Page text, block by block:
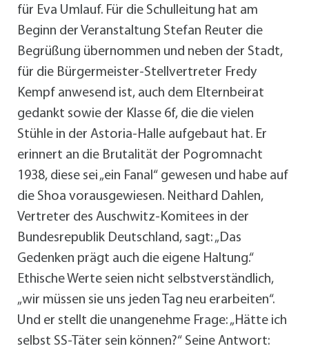
für Eva Umlauf. Für die Schulleitung hat am
Beginn der Veranstaltung Stefan Reuter die
Begrüßung übernommen und neben der Stadt,
für die Bürgermeister-Stellvertreter Fredy
Kempf anwesend ist, auch dem Elternbeirat
gedankt sowie der Klasse 6f, die die vielen
Stühle in der Astoria-Halle aufgebaut hat. Er
erinnert an die Brutalität der Pogromnacht
1938, diese sei „ein Fanal“ gewesen und habe auf
die Shoa vorausgewiesen. Neithard Dahlen,
Vertreter des Auschwitz-Komitees in der
Bundesrepublik Deutschland, sagt: „Das
Gedenken prägt auch die eigene Haltung.“
Ethische Werte seien nicht selbstverständlich,
„wir müssen sie uns jeden Tag neu erarbeiten“.
Und er stellt die unangenehme Frage: „Hätte ich
selbst SS-Täter sein können?“ Seine Antwort: